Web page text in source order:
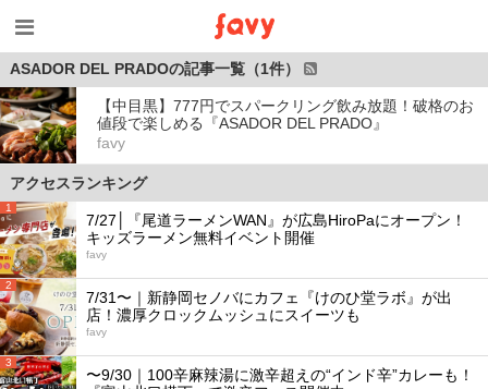
ASADOR DEL PRADOの記事一覧（1件）
【中目黒】777円でスパークリング飲み放題！破格のお
値段で楽しめる『ASADOR DEL PRADO』
favy
アクセスランキング
1
7/27│『尾道ラーメンWAN』が広島HiroPaにオープン！
キッズラーメン無料イベント開催
favy
2
7/31〜｜新静岡セノバにカフェ『けのひ堂ラボ』が出
店！濃厚クロックムッシュにスイーツも
favy
3
〜9/30｜100辛麻辣湯に激辛超えの“インド辛”カレーも！